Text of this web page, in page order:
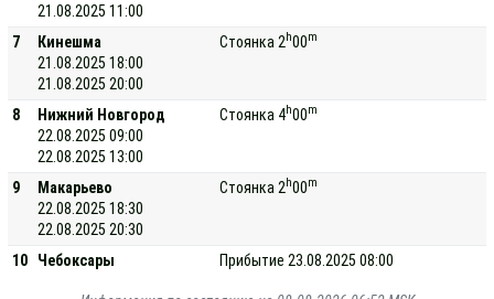
21.08.2025 11:00
7
Кинешма
21.08.2025 18:00
21.08.2025 20:00
Стоянка 2 h00m
8
Нижний Новгород
22.08.2025 09:00
22.08.2025 13:00
Стоянка 4h00m
9
Макарьево
22.08.2025 18:30
22.08.2025 20:30
Стоянка 2 h00m
10 Чебоксары Прибытие 23.08.2025 08:00